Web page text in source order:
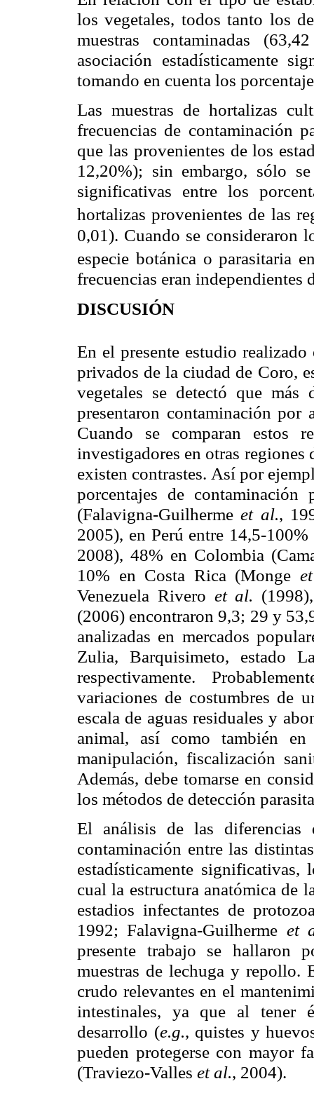
los vegetales, todos tanto los
muestras contaminadas
asociación estadísticamente
tomando en cuenta los
Las muestras de hortalizas
frecuencias de contaminación
que las provenientes de los
12,20%); sin embargo, sólo se
significativas entre los
hortalizas provenientes de las
0,01). Cuando se consideraron
especie botánica o parasitaria
frecuencias eran
DISCUSIÓN
En el presente estudio
privados de la ciudad de Coro,
vegetales se detectó que
presentaron contaminación por
Cuando se comparan estos
investigadores en otras regiones
existen contrastes. Así por
porcentajes de
(Falavigna-Guilhermeet al.,
2005), en Perú entre 14,5-
2008), 48% en Colombia
10% en Costa Rica (Monge
Venezuela Rivero et al.
(2006) encontraron 9,3; 29 y
analizadas en mercados
Zulia, Barquisimeto, estado
respectivamente.
variaciones de costumbres de
escala de aguas residuales y
animal, así como también en
manipulación, fiscalización
Además, debe tomarse en
los métodos de detección
El análisis de las diferencias
contaminación entre las
estadísticamente
cual la estructura anatómica de
estadios infectantes de
1992; Falavigna-Guilherme et
presente trabajo se hallaron
muestras de lechuga y repollo.
crudo relevantes en el
intestinales, ya que al tener
desarrollo (e.g., quistes y
pueden protegerse con mayor
(Traviezo-Valles et al., 2004).